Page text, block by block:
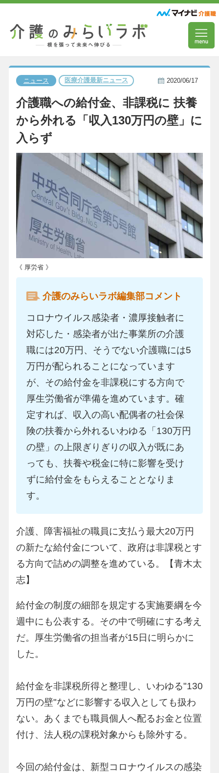
ニュース 医療介護最新ニュース 2020/06/17
介護職への給付金、非課税に 扶養
から外れる「収入130万円の壁」に
入らず
《 厚労省 》
介護のみらいラボ編集部コメント
コロナウイルス感染者・濃厚接触者に
対応した・感染者が出た事業所の介護
職には20万円、そうでない介護職には5
万円が配られることになっています
が、その給付金を非課税にする方向で
厚生労働省が準備を進めています。確
定すれば、収入の高い配偶者の社会保
険の扶養から外れるいわゆる「130万円
の壁」の上限ぎりぎりの収入が既にあ
っても、扶養や税金に特に影響を受け
ずに給付金をもらえることとなりま
す。
介護、障害福祉の職員に支払う最大20万円
の新たな給付金について、政府は非課税とす
る方向で詰めの調整を進めている。【青木太
志】
給付金の制度の細部を規定する実施要綱を今
週中にも公表する。その中で明確にする考え
だ。厚生労働省の担当者が15日に明らかに
した。
給付金を非課税所得と整理し、いわゆる"130
万円の壁"などに影響する収入としても扱わ
ない。あくまでも職員個人へ配るお金と位置
付け、法人税の課税対象からも除外する。
今回の給付金は、新型コロナウイルスの感染